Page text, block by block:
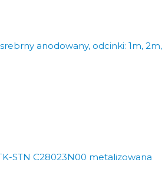
anodowany, odcinki: 1m, 2m,
STN C28023N00 metalizowana